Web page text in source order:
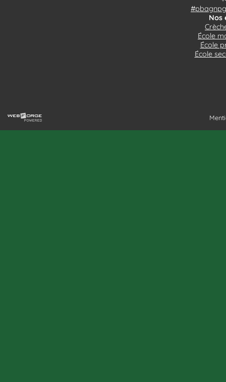
Nos
École
École
École